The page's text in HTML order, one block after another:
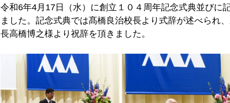
令和6年4月17日（水）に創立１０４周年記念式典並びに
ました。記念式典では髙橋良治校長より式辞が述べられ
長高橋博之様より祝辞を頂きました。